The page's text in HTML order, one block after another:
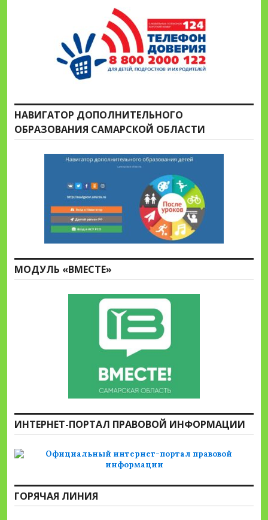
НАВИГАТОР ДОПОЛНИТЕЛЬНОГО
ОБРАЗОВАНИЯ САМАРСКОЙ ОБЛАСТИ
МОДУЛЬ «ВМЕСТЕ»
ИНТЕРНЕТ-ПОРТАЛ ПРАВОВОЙ ИНФОРМАЦИИ
ГОРЯЧАЯ ЛИНИЯ